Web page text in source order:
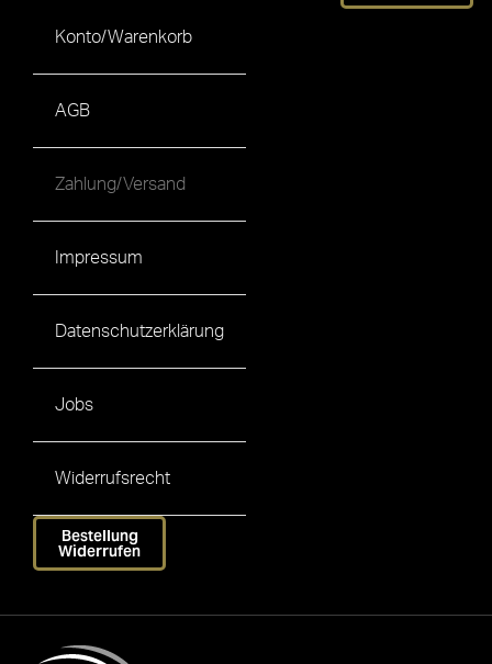
Konto/Warenkorb
AGB
Zahlung/Versand
Impressum
Datenschutzerklärung
Jobs
Widerrufsrecht
Bestellung
Widerrufen